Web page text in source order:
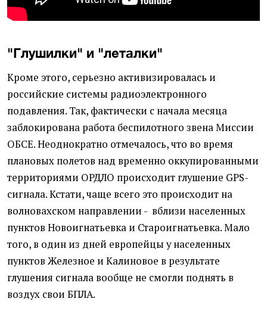
"Глушилки" и "леталки"
Кроме этого, серьезно активизировалась и
российские системы радиоэлектронного
подавления. Так, фактически с начала месяца
заблокирована работа беспилотного звена Миссии
ОБСЕ. Неоднократно отмечалось, что во время
плановых полетов над временно оккупированными
территориями ОРДЛО происходит глушение GPS-
сигнала. Кстати, чаще всего это происходит на
волновахском направлении - вблизи населенных
пунктов Новоигнатьевка и Староигнатьевка. Мало
того, в один из дней европейцы у населенных
пунктов Железное и Калиновое в результате
глушения сигнала вообще не смогли поднять в
воздух свои БПЛА.